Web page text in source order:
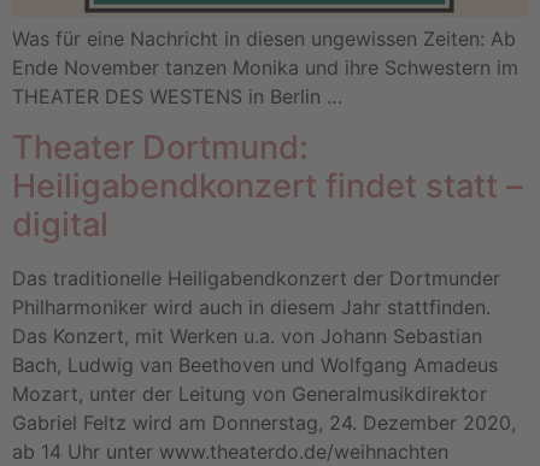
Was für eine Nachricht in diesen ungewissen Zeiten: Ab
Ende November tanzen Monika und ihre Schwestern im
THEATER DES WESTENS in Berlin …
Theater Dortmund:
Heiligabendkonzert findet statt –
digital
Das traditionelle Heiligabendkonzert der Dortmunder
Philharmoniker wird auch in diesem Jahr stattfinden.
Das Konzert, mit Werken u.a. von Johann Sebastian
Bach, Ludwig van Beethoven und Wolfgang Amadeus
Mozart, unter der Leitung von Generalmusikdirektor
Gabriel Feltz wird am Donnerstag, 24. Dezember 2020,
ab 14 Uhr unter www.theaterdo.de/weihnachten